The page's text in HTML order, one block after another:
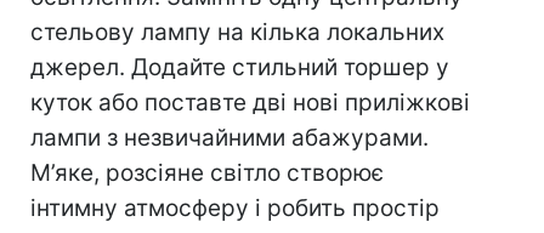
стельову лампу на кілька локальних
джерел. Додайте стильний торшер у
куток або поставте дві нові приліжкові
лампи з незвичайними абажурами.
М’яке, розсіяне світло створює
інтимну атмосферу і робить простір